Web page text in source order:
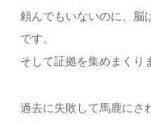
頼んでもいないのに、脳
です。
そして証拠を集めまくり
過去に失敗して馬鹿にさ